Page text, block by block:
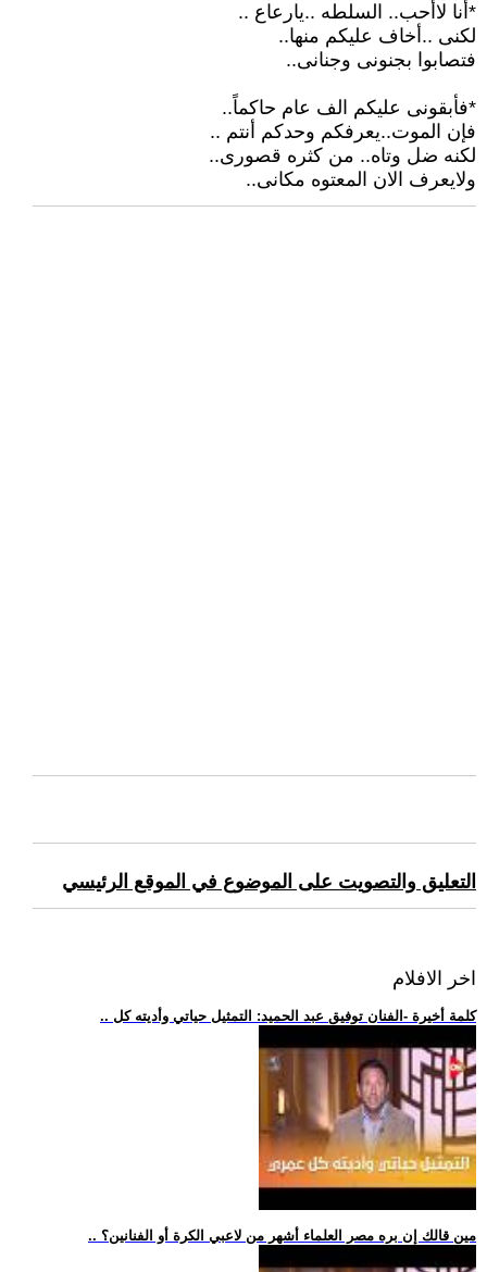
*أنا لاأحب.. السلطه ..يارعاع ..
لكنى ..أخاف عليكم منها..
فتصابوا بجنونى وجنانى..
*فأبقونى عليكم الف عام حاكماً..
فإن الموت..يعرفكم وحدكم أنتم ..
لكنه ضل وتاه.. من كثره قصورى..
ولايعرف الان المعتوه مكانى..
التعليق والتصويت على الموضوع في الموقع الرئيسي
اخر الافلام
.. كلمة أخيرة -الفنان توفيق عبد الحميد: التمثيل حياتي وأديته كل
.. مين قالك إن بره مصر العلماء أشهر من لاعبي الكرة أو الفنانين؟